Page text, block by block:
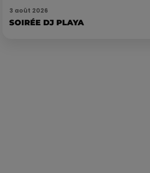
3 août 2026
SOIRÉE DJ PLAYA